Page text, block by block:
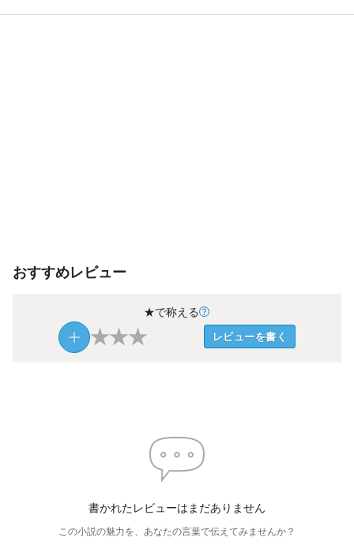
おすすめレビュー
★で称える
★★★ レビューを書く
書かれたレビューはまだありません
この小説の魅力を、あなたの言葉で伝えてみませんか？